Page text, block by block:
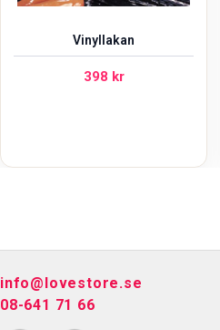
Vinyllakan
398 kr
info@lovestore.se
08-641 71 66